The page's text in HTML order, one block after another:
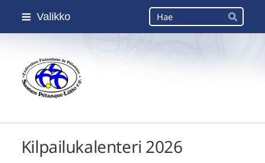
Siirry
Valikko Haku
Hae
Suomen Petanque-Liitto
Kilpailukalenteri 2026